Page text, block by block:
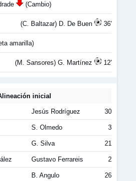
(Cambio)
(C. Baltazar) D. De Buen 36'
amarilla)
(M. Sansores) G. Martínez 12'
inicial
Jesús Rodríguez 30
S. Olmedo 3
G. Silva 21
Gustavo Ferrareis 2
B. Angulo 26